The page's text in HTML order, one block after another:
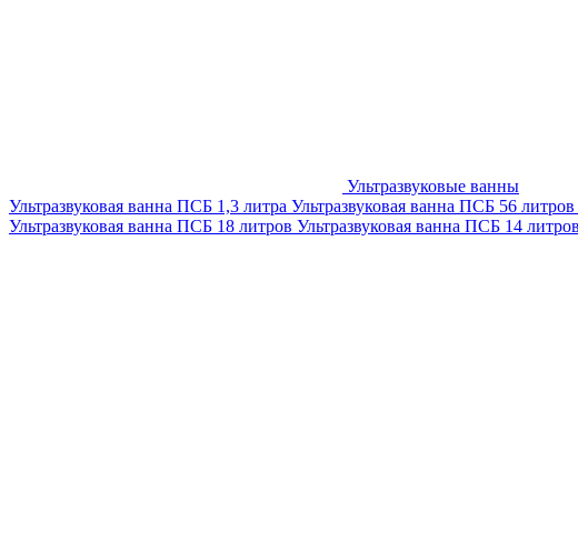
Ультразвуковые ванны
Ультразвуковая ванна ПСБ 1,3 литра Ультразвуковая ванна ПСБ 56 литров
Ультразвуковая ванна ПСБ 18 литров Ультразвуковая ванна ПСБ 14 литров